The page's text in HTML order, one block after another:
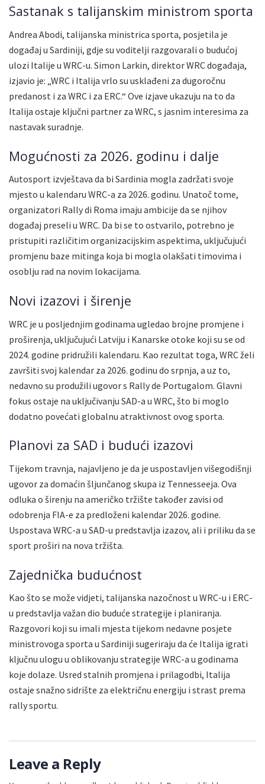
Sastanak s talijanskim ministrom sporta
Andrea Abodi, talijanska ministrica sporta, posjetila je
događaj u Sardiniji, gdje su voditelji razgovarali o budućoj
ulozi Italije u WRC-u. Simon Larkin, direktor WRC događaja,
izjavio je: „WRC i Italija vrlo su usklađeni za dugoročnu
predanost i za WRC i za ERC.“ Ove izjave ukazuju na to da
Italija ostaje ključni partner za WRC, s jasnim interesima za
nastavak suradnje.
Mogućnosti za 2026. godinu i dalje
Autosport izvještava da bi Sardinia mogla zadržati svoje
mjesto u kalendaru WRC-a za 2026. godinu. Unatoč tome,
organizatori Rally di Roma imaju ambicije da se njihov
događaj preseli u WRC. Da bi se to ostvarilo, potrebno je
pristupiti različitim organizacijskim aspektima, uključujući
promjenu baze mitinga koja bi mogla olakšati timovima i
osoblju rad na novim lokacijama.
Novi izazovi i širenje
WRC je u posljednjim godinama ugledao brojne promjene i
proširenja, uključujući Latviju i Kanarske otoke koji su se od
2024. godine pridružili kalendaru. Kao rezultat toga, WRC želi
završiti svoj kalendar za 2026. godinu do srpnja, a uz to,
nedavno su produžili ugovor s Rally de Portugalom. Glavni
fokus ostaje na uključivanju SAD-a u WRC, što bi moglo
dodatno povećati globalnu atraktivnost ovog sporta.
Planovi za SAD i budući izazovi
Tijekom travnja, najavljeno je da je uspostavljen višegodišnji
ugovor za domaćin šljunčanog skupa iz Tennesseeja. Ova
odluka o širenju na američko tržište također zavisi od
odobrenja FIA-e za predloženi kalendar 2026. godine.
Uspostava WRC-a u SAD-u predstavlja izazov, ali i priliku da se
sport proširi na nova tržišta.
Zajednička budućnost
Kao što se može vidjeti, talijanska nazočnost u WRC-u i ERC-
u predstavlja važan dio buduće strategije i planiranja.
Razgovori koji su imali mjesta tijekom nedavne posjete
ministrovoga sporta u Sardiniji sugeriraju da će Italija igrati
ključnu ulogu u oblikovanju strategije WRC-a u godinama
koje dolaze. Usred stalnih promjena i prilagodbi, Italija
ostaje snažno sidrište za električnu energiju i strast prema
rally sportu.
Leave a Reply